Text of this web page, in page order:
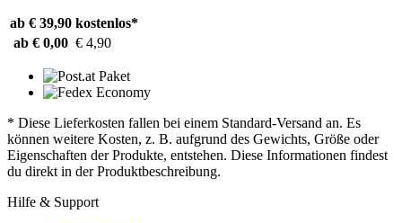
ab € 39,90 kostenlos*
ab € 0,00 € 4,90
* Diese Lieferkosten fallen bei einem Standard-Versand an. Es
können weitere Kosten, z. B. aufgrund des Gewichts, Größe oder
Eigenschaften der Produkte, entstehen. Diese Informationen findest
du direkt in der Produktbeschreibung.
Hilfe & Support